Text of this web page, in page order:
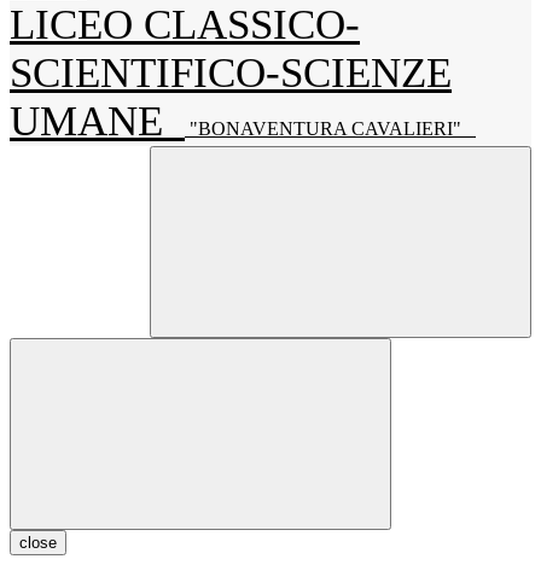
LICEO CLASSICO-
SCIENTIFICO-SCIENZE
UMANE
"BONAVENTURA CAVALIERI"
close